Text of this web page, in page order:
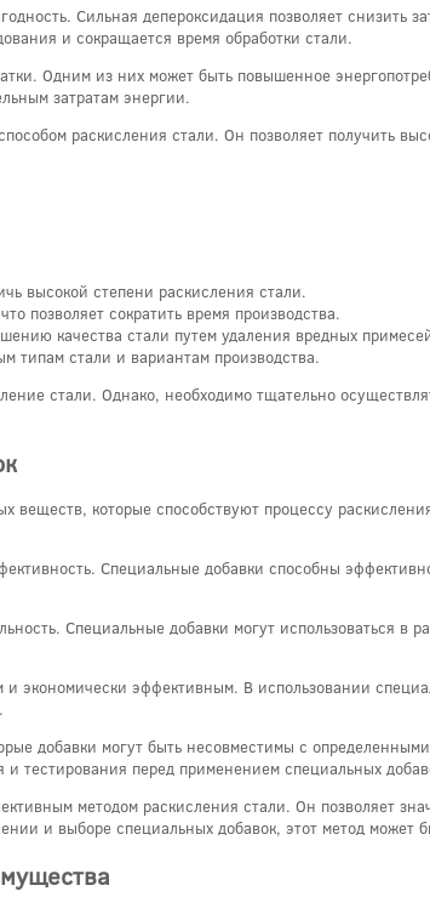
Сильная депероксидация позволяет снизить
и сокращается время обработки стали.
Одним из них может быть повышенное
затратам энергии.
раскисления стали. Он позволяет получить
высокой степени раскисления стали.
позволяет сократить время производства.
качества стали путем удаления вредных
типам стали и вариантам производства.
стали. Однако, необходимо тщательно
которые способствуют процессу
Специальные добавки способны
Специальные добавки могут использоваться в
и экономически эффективным. В использовании
добавки могут быть несовместимы с
тестирования перед применением специальных
методом раскисления стали. Он позволяет
и выборе специальных добавок, этот метод может